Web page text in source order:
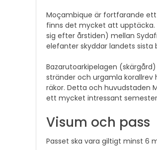
Moçambique är fortfarande
finns det mycket att
sig efter årstiden) mellan
elefanter skyddar landets sista
Bazarutoarkipelagen
stränder och urgamla korallrev
räkor. Detta och huvudstaden
ett mycket intressant
Visum och pass
Passet ska vara giltigt minst 6